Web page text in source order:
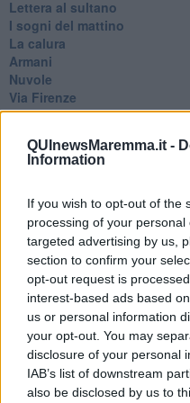
QUInewsMaremma.it -
Information
If you wish to opt-out of the
processing of your
targeted advertising by us,
section to confirm your
opt-out request is
interest-based ads based
us or personal information
your opt-out. You may
disclosure of your personal
IAB’s list of downstream
also be disclosed by us to
Lettera al sultano
I sogni del mattino
La calura
Armani
Nuvole
Via Firenze
Album
I libri
La scadenza
Vivere
Prima di andare via
Triage
Persona
Relitti
Lucio
PRIMO
Sogni & incubi
Accidenti all’amore
Protezione civile
Walter